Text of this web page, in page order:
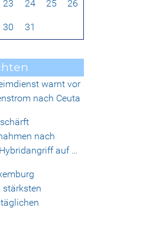
23 24 25 26
30 31
warnt vor
nach Ceuta
nach
auf …
stärksten